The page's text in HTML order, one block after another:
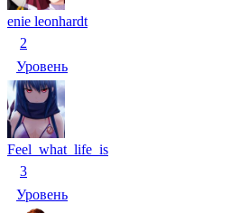
enie leonhardt
2
Уровень
Feel_what_life_is
3
Уровень